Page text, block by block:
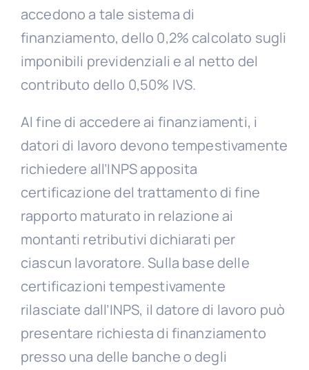
accedono a tale sistema di
finanziamento, dello 0,2% calcolato sugli
imponibili previdenziali e al netto del
contributo dello 0,50% IVS.
Al fine di accedere ai finanziamenti, i
datori di lavoro devono tempestivamente
richiedere all’INPS apposita
certificazione del trattamento di fine
rapporto maturato in relazione ai
montanti retributivi dichiarati per
ciascun lavoratore. Sulla base delle
certificazioni tempestivamente
rilasciate dall’INPS, il datore di lavoro può
presentare richiesta di finanziamento
presso una delle banche o degli